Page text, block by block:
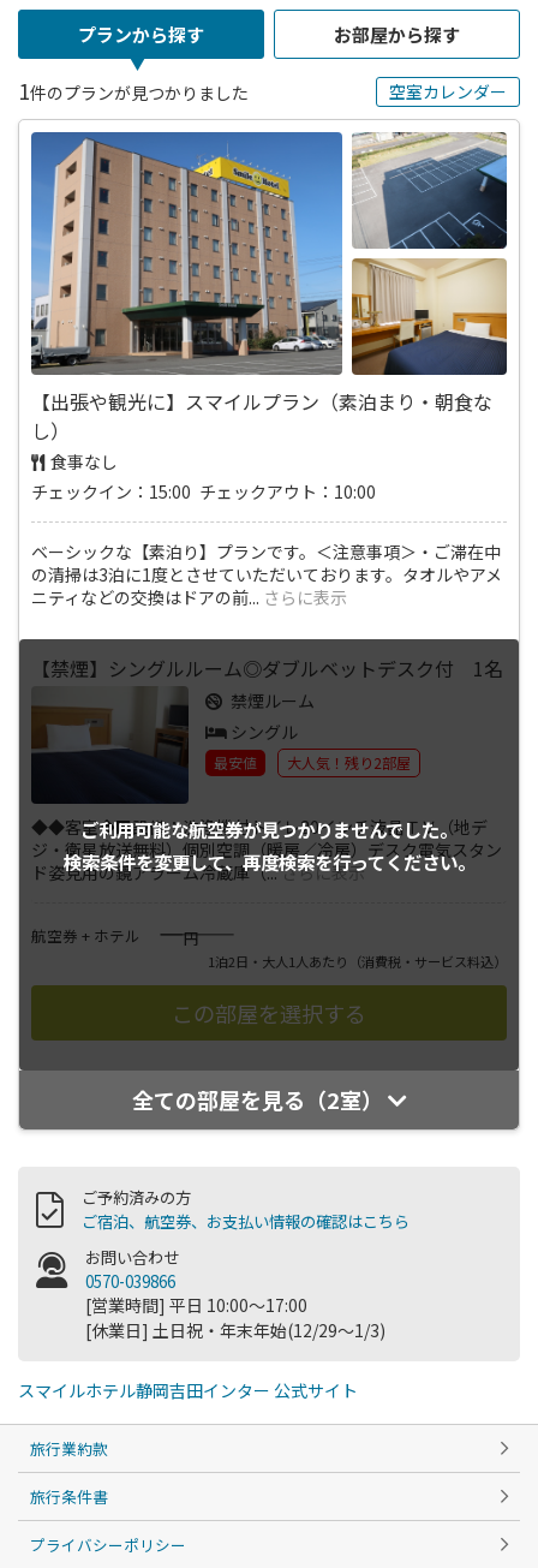
プランから探す お部屋から探す
1件のプランが見つかりました 空室カレンダー
【出張や観光に】スマイルプラン（素泊まり・朝食な
し）
食事なし
チェックイン：15:00 チェックアウト：10:00
ベーシックな【素泊り】プランです。＜注意事項＞・ご滞在中
の清掃は3泊に1度とさせていただいております。タオルやアメ
ニティなどの交換はドアの前... さらに表示
ご利用可能な航空券が見つかりませんでした。
検索条件を変更して、再度検索を行ってください。
【禁煙】シングルルーム◎ダブルベットデスク付 1名
禁煙ルーム
シングル
最安値 大人気！残り2部屋
◆◆客室◆■設備：洗浄機付トイレ20インチ液晶ＴＶ（地デ
ジ・衛星放送無料）個別空調（暖房／冷房）デスク電気スタン
ド姿見用の鏡アラーム冷蔵庫（...さらに表示
航空券 + ホテル ――――円
1泊2日・大人1人あたり （消費税・サービス料込）
全ての部屋を見る（2室）
ご予約済みの方
ご宿泊、航空券、お支払い情報の確認はこちら
お問い合わせ
0570-039866
[営業時間] 平日 10:00～17:00
[休業日] 土日祝・年末年始(12/29～1/3)
スマイルホテル静岡吉田インター 公式サイト
旅行業約款
旅行条件書
プライバシーポリシー